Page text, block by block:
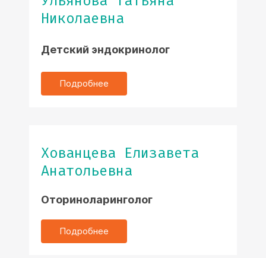
Николаевна
Детский эндокринолог
Подробнее
Хованцева Елизавета
Анатольевна
Оториноларинголог
Подробнее